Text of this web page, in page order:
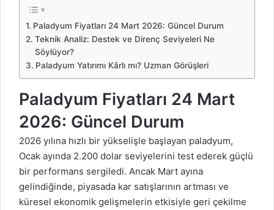
Paladyum Fiyatları 24 Mart 2026: Güncel Durum
Teknik Analiz: Destek ve Direnç Seviyeleri Ne
Söylüyor?
Paladyum Yatırımı Kârlı mı? Uzman Görüşleri
Paladyum Fiyatları 24 Mart
2026: Güncel Durum
2026 yılına hızlı bir yükselişle başlayan paladyum,
Ocak ayında 2.200 dolar seviyelerini test ederek güçlü
bir performans sergiledi. Ancak Mart ayına
gelindiğinde, piyasada kar satışlarının artması ve
küresel ekonomik gelişmelerin etkisiyle geri çekilme